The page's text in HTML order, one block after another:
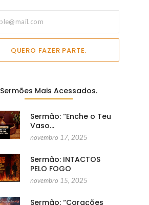
QUERO FAZER PARTE.
Sermões Mais Acessados.
Sermão: “Enche o Teu
Vaso…
novembro 17, 2025
Sermão: INTACTOS
PELO FOGO
novembro 15, 2025
Sermão: “Corações